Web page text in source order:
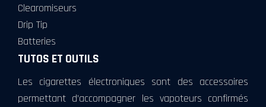
Clearomiseurs
Drip Tip
Batteries
TUTOS ET OUTILS
Les cigarettes électroniques sont des accessoires
permettant d’accompagner les vapoteurs confirmés